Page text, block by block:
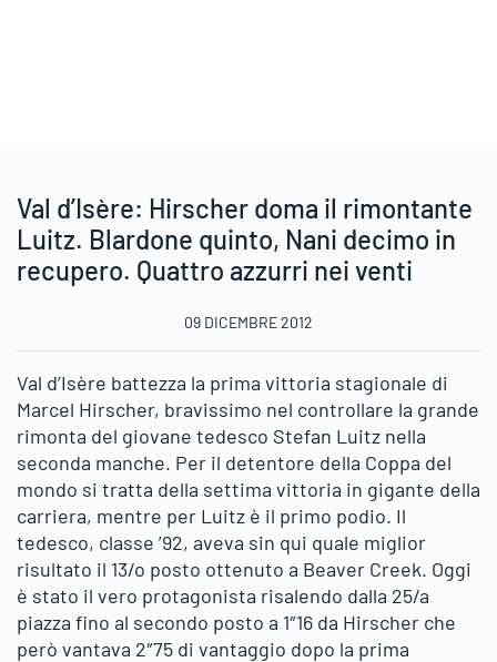
Val d’Isère: Hirscher doma il rimontante
Luitz. Blardone quinto, Nani decimo in
recupero. Quattro azzurri nei venti
09 DICEMBRE 2012
Val d’Isère battezza la prima vittoria stagionale di
Marcel Hirscher, bravissimo nel controllare la grande
rimonta del giovane tedesco Stefan Luitz nella
seconda manche. Per il detentore della Coppa del
mondo si tratta della settima vittoria in gigante della
carriera, mentre per Luitz è il primo podio. Il
tedesco, classe ’92, aveva sin qui quale miglior
risultato il 13/o posto ottenuto a Beaver Creek. Oggi
è stato il vero protagonista risalendo dalla 25/a
piazza fino al secondo posto a 1″16 da Hirscher che
però vantava 2″75 di vantaggio dopo la prima